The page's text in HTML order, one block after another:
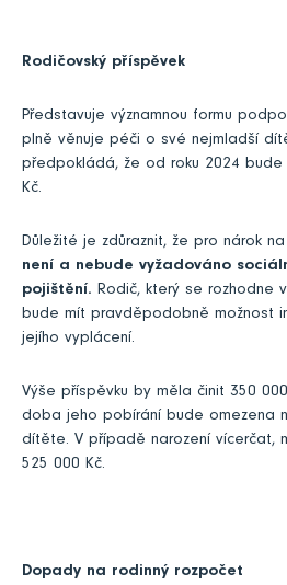
Rodičovský příspěvek
Představuje významnou formu
plně věnuje péči o své nejmladší
předpokládá, že od roku 2024
Kč.
Důležité je zdůraznit, že pro nárok
není a nebude vyžadováno
pojištění. Rodič, který se rozhodne
bude mít pravděpodobně možnost
jejího vyplácení.
Výše příspěvku by měla činit 350
doba jeho pobírání bude omezena
dítěte. V případě narození vícerčat,
525 000 Kč.
Dopady na rodinný rozpočet